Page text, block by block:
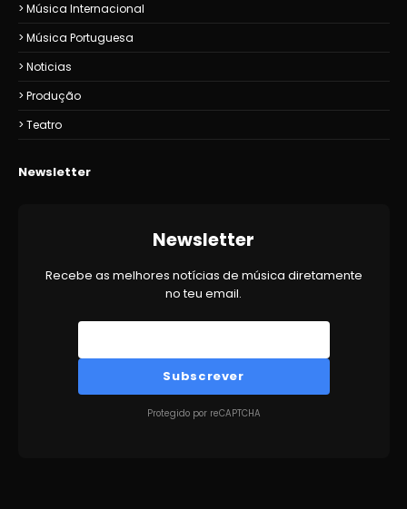
Música Internacional
Música Portuguesa
Noticias
Produção
Teatro
Newsletter
Newsletter
Recebe as melhores notícias de música diretamente
no teu email.
Subscrever
Protegido por reCAPTCHA